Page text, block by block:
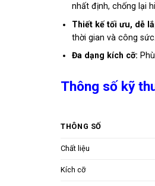
nhất định, chống lại
Thiết kế tối ưu, dễ
thời gian và công sức.
Đa dạng kích cỡ:
Thông số kỹ
THÔNG SỐ
Chất liệu
Kích cỡ